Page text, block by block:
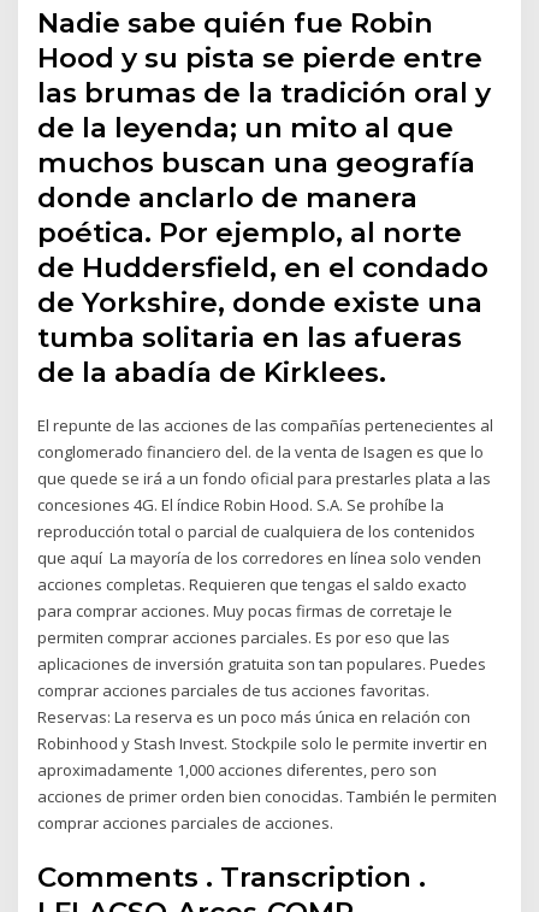
Nadie sabe quién fue Robin
Hood y su pista se pierde entre
las brumas de la tradición oral y
de la leyenda; un mito al que
muchos buscan una geografía
donde anclarlo de manera
poética. Por ejemplo, al norte
de Huddersfield, en el condado
de Yorkshire, donde existe una
tumba solitaria en las afueras
de la abadía de Kirklees.
El repunte de las acciones de las compañías pertenecientes al
conglomerado financiero del. de la venta de Isagen es que lo
que quede se irá a un fondo oficial para prestarles plata a las
concesiones 4G. El índice Robin Hood. S.A. Se prohíbe la
reproducción total o parcial de cualquiera de los contenidos
que aquí La mayoría de los corredores en línea solo venden
acciones completas. Requieren que tengas el saldo exacto
para comprar acciones. Muy pocas firmas de corretaje le
permiten comprar acciones parciales. Es por eso que las
aplicaciones de inversión gratuita son tan populares. Puedes
comprar acciones parciales de tus acciones favoritas.
Reservas: La reserva es un poco más única en relación con
Robinhood y Stash Invest. Stockpile solo le permite invertir en
aproximadamente 1,000 acciones diferentes, pero son
acciones de primer orden bien conocidas. También le permiten
comprar acciones parciales de acciones.
Comments . Transcription .